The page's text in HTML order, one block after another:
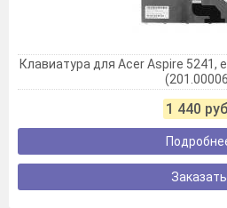
Клавиатура для Acer Aspire 5241,
1 440
Заказать